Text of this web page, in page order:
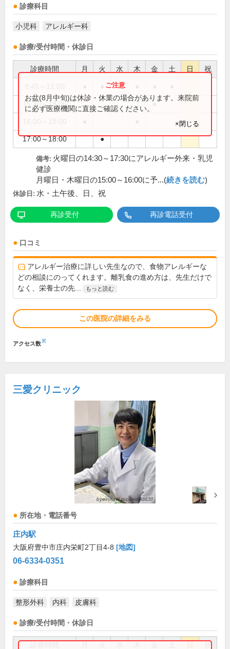
診療科目
小児科 アレルギー科
診療/受付時間・休診日
診療時間 月 火 水 木 金 土 日 祝
●
15:30～18:00 ●
17:00～18:00 ●
お盆(8月中旬)は休診・休業の場合があります。来院前
に必ず医療機関に直接ご確認ください。
×閉じる
備考: 火曜日の14:30～17:30にアレルギー外来・乳児
健診
月曜日・木曜日の15:00～16:00に予...(続きを読む)
休診日: 水・土午後、日、祝
再診受付 再診電話受付
口コミ
アレルギー治療に詳しい先生なので、食物アレルギーな
どの相談にのってくれます。離乳食の進め方は、先生だけで
なく、栄養士の先...
もっと読む
この医院の詳細をみる
アクセス数※
三愛クリニック
所在地・電話番号
庄内駅
大阪府豊中市庄内栄町2丁目4-8 [地図]
06-6334-0351
診療科目
整形外科 内科 皮膚科
診療/受付時間・休診日
祝